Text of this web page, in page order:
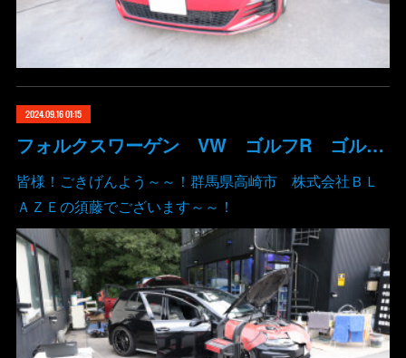
2024.09.16 01:15
フォルクスワーゲン VW ゴルフR ゴルフ7.5 デジタルスピード ECUチューニング DSG バブリング アンチラグ TVキャンセルコーディング 群馬 高崎
皆様！ごきげんよう～～！群馬県高崎市 株式会社ＢＬ
ＡＺＥの須藤でございます～～！